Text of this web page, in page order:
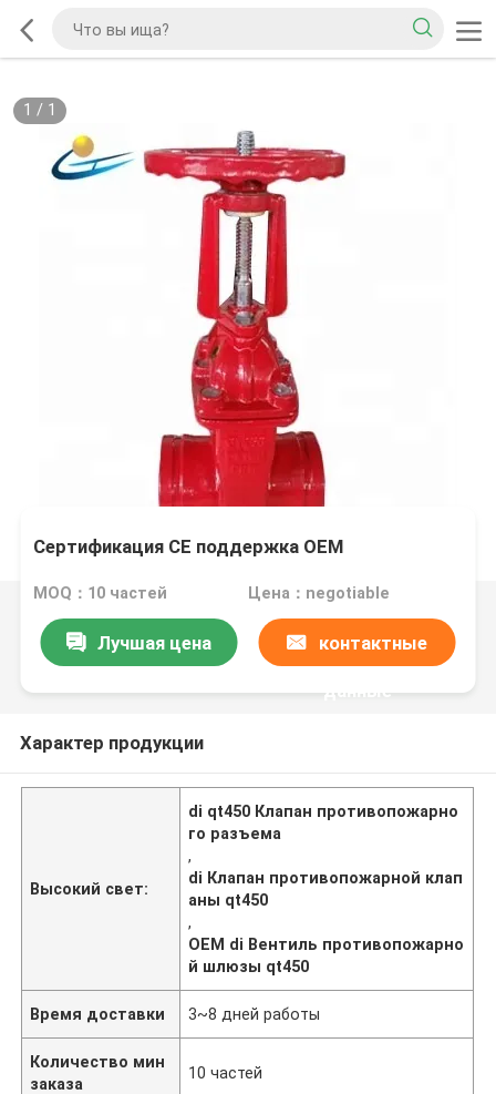
1 / 1
Сертификация CE поддержка OEM
MOQ：10 частей Цена：negotiable
Лучшая цена контактные
данные
Характер продукции
Высокий свет:
di qt450 Клапан противопожарно
го разъема
,
di Клапан противопожарной клап
аны qt450
,
OEM di Вентиль противопожарно
й шлюзы qt450
Время доставки 3~8 дней работы
Количество мин
заказа
10 частей